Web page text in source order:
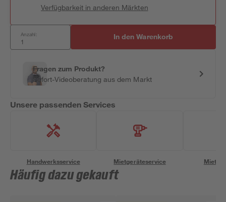
Verfügbarkeit in anderen Märkten
Anzahl: In den Warenkorb
Fragen zum Produkt?
Sofort-Videoberatung aus dem Markt
Unsere passenden Services
Handwerksservice Mietgeräteservice
Häufig dazu gekauft